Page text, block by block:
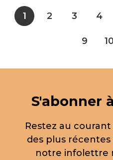
1 2 3 4
9
S'abonner
Restez au
des plus
notre infolettre